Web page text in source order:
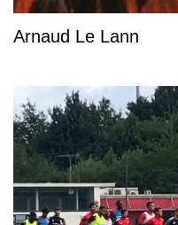
Arnaud Le Lann